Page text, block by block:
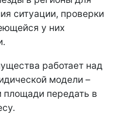
ситуации, проверки
у них
работает над
модели –
площади передать в